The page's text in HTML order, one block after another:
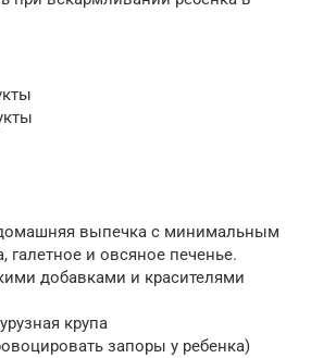
выпечка с минимальным
галетное и овсяное печенье.
добавками и красителями
крупа
запоры у ребенка)